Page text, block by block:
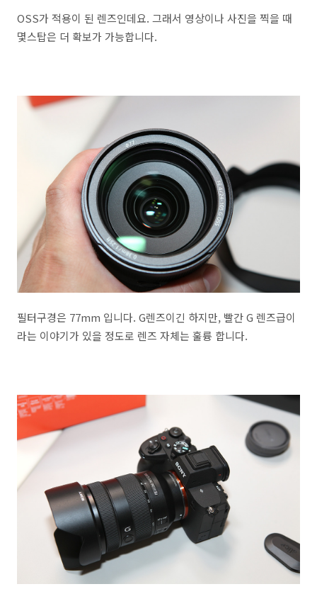
OSS가 적용이 된 렌즈인데요. 그래서 영상이나 사진을 찍을 때
몇스탑은 더 확보가 가능합니다.
필터구경은 77mm 입니다. G렌즈이긴 하지만, 빨간 G 렌즈급이
라는 이야기가 있을 정도로 렌즈 자체는 훌륭 합니다.